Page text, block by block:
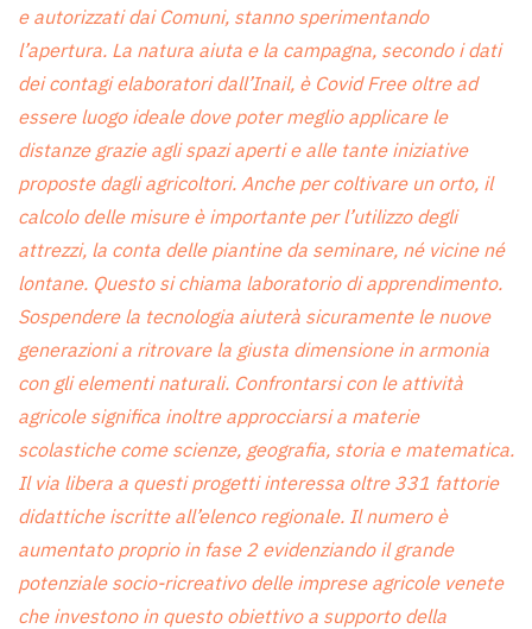
e autorizzati dai Comuni, stanno sperimentando
l’apertura. La natura aiuta e la campagna, secondo i dati
dei contagi elaboratori dall’Inail, è Covid Free oltre ad
essere luogo ideale dove poter meglio applicare le
distanze grazie agli spazi aperti e alle tante iniziative
proposte dagli agricoltori. Anche per coltivare un orto, il
calcolo delle misure è importante per l’utilizzo degli
attrezzi, la conta delle piantine da seminare, né vicine né
lontane. Questo si chiama laboratorio di apprendimento.
Sospendere la tecnologia aiuterà sicuramente le nuove
generazioni a ritrovare la giusta dimensione in armonia
con gli elementi naturali. Confrontarsi con le attività
agricole significa inoltre approcciarsi a materie
scolastiche come scienze, geografia, storia e matematica.
Il via libera a questi progetti interessa oltre 331 fattorie
didattiche iscritte all’elenco regionale. Il numero è
aumentato proprio in fase 2 evidenziando il grande
potenziale socio-ricreativo delle imprese agricole venete
che investono in questo obiettivo a supporto della